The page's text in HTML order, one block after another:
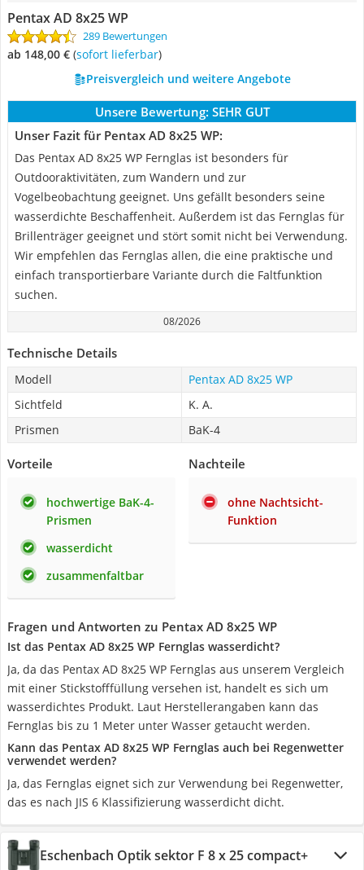
Pentax AD 8x25 WP
289 Bewertungen
ab 148,00 € ( Sofort lieferbar)
Preisvergleich und weitere Angebote
Unsere Bewertung: SEHR GUT
Unser Fazit für Pentax AD 8x25 WP:
Das Pentax AD 8x25 WP Fernglas ist besonders für
Outdooraktivitäten, zum Wandern und zur
Vogelbeobachtung geeignet. Uns gefällt besonders seine
wasserdichte Beschaffenheit. Außerdem ist das Fernglas für
Brillenträger geeignet und stört somit nicht bei Verwendung.
Wir empfehlen das Fernglas allen, die eine praktische und
einfach transportierbare Variante durch die Faltfunktion
suchen.
08/2026
Technische Details
Modell
Pentax AD 8x25 WP
Sichtfeld
K. A.
Prismen
BaK-4
Vorteile
hochwertige BaK-4-
Prismen
wasserdicht
zusammenfaltbar
Nachteile
ohne Nachtsicht-
Funktion
Fragen und Antworten zu Pentax AD 8x25 WP
Ist das Pentax AD 8x25 WP Fernglas wasserdicht?
Ja, da das Pentax AD 8x25 WP Fernglas aus unserem Vergleich
mit einer Stickstofffüllung versehen ist, handelt es sich um
wasserdichtes Produkt. Laut Herstellerangaben kann das
Fernglas bis zu 1 Meter unter Wasser getaucht werden.
Kann das Pentax AD 8x25 WP Fernglas auch bei Regenwetter
verwendet werden?
Ja, das Fernglas eignet sich zur Verwendung bei Regenwetter,
das es nach JIS 6 Klassifizierung wasserdicht dicht.
Eschenbach Optik sektor F 8 x 25 compact+